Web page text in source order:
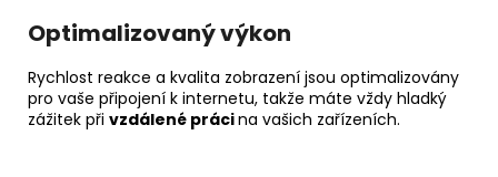
Optimalizovaný výkon
Rychlost reakce a kvalita zobrazení jsou optimalizovány
pro vaše připojení k internetu, takže máte vždy hladký
zážitek při vzdálené prácina vašich zařízeních.